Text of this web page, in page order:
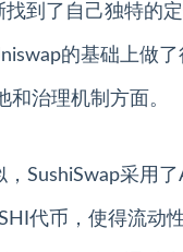
到了自己独特的定
的基础上做
和治理机制方面。
SushiSwap采用了
代币，使得流动